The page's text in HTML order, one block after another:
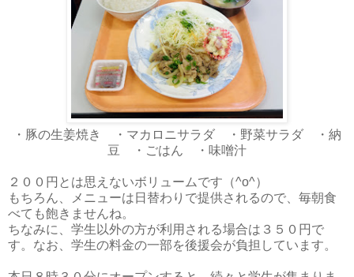
・豚の生姜焼き ・マカロニサラダ ・野菜サラダ ・納
豆 ・ごはん ・味噌汁
２００円とは思えないボリュームです（^o^）
もちろん、メニューは日替わりで提供されるので、毎朝食
べても飽きませんね。
ちなみに、学生以外の方が利用される場合は３５０円で
す。なお、学生の料金の一部を後援会が負担しています。